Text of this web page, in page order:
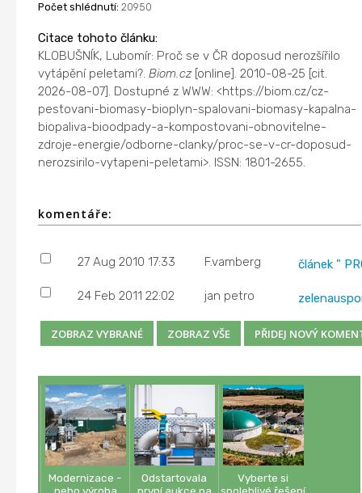
Počet shlédnutí: 20950
Citace tohoto článku:
KLOBUŠNÍK, Lubomír: Proč se v ČR doposud nerozšířilo
vytápění peletami?.Biom.cz [online]. 2010-08-25 [cit.
2026-08-07]. Dostupné z WWW: <https://biom.cz/cz-
pestovani-biomasy-bioplyn-spalovani-biomasy-kapalna-
biopaliva-bioodpady-a-kompostovani-obnovitelne-
zdroje-energie/odborne-clanky/proc-se-v-cr-doposud-
nerozsirilo-vytapeni-peletami>. ISSN: 1801-2655.
komentáře:
27 Aug 2010 17:33 F.vamberg článek "
24 Feb 2011 22:02 jan petro
Modernizace -
Odstartovala
Vyberte si